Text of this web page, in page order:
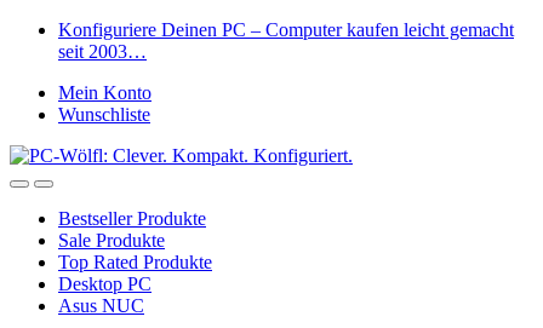
Skip
Skip
Konfiguriere Deinen PC – Computer kaufen leicht gemacht
seit 2003…
Mein Konto
Wunschliste
OpenClose
Bestseller Produkte
Sale Produkte
Top Rated Produkte
Desktop PC
Asus NUC